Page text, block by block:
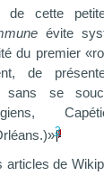
de cette
évite
du premier
de
sans se
3
de